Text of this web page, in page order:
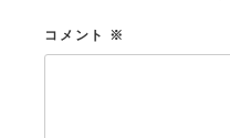
コメント ※